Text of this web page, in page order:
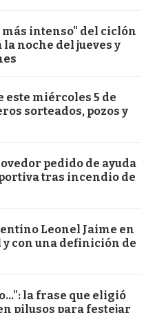
intenso" del ciclón
noche del jueves y
este miércoles 5 de
sorteados, pozos y
pedido de ayuda
tras incendio de
Leonel Jaime en
con una definición de
la frase que eligió
pilusos para festejar